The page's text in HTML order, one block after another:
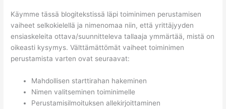
Käymme tässä blogitekstissä läpi toiminimen perustamisen
vaiheet selkokielellä ja nimenomaa niin, että yrittäjyyden
ensiaskeleita ottava/suunnitteleva tallaaja ymmärtää, mistä on
oikeasti kysymys. Välttämättömät vaiheet toiminimen
perustamista varten ovat seuraavat:
Mahdollisen starttirahan hakeminen
Nimen valitseminen toiminimelle
Perustamisilmoituksen allekirjoittaminen